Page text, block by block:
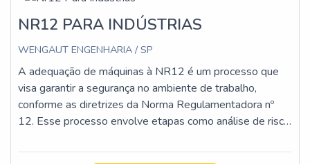
NR12 PARA INDÚSTRIAS
WENGAUT ENGENHARIA / SP
A adequação de máquinas à NR12 é um processo que
visa garantir a segurança no ambiente de trabalho,
conforme as diretrizes da Norma Regulamentadora nº
12. Esse processo envolve etapas como análise de risco,
segurança, atualização da documentação técnica e